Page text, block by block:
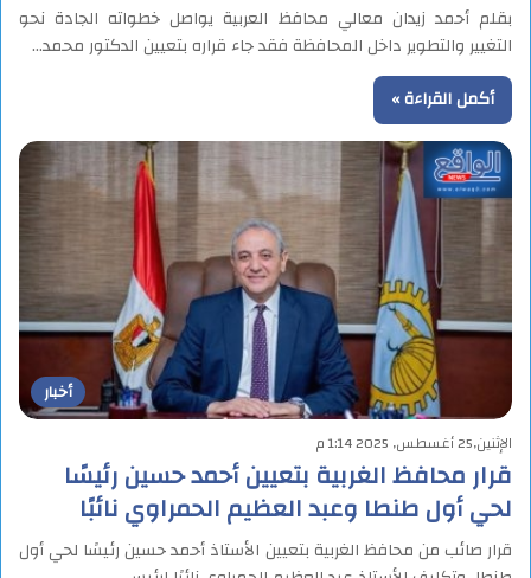
بقلم أحمد زيدان معالي محافظ العربية يواصل خطواته الجادة نحو
التغيير والتطوير داخل المحافظة فقد جاء قراره بتعيين الدكتور محمد…
أكمل القراءة »
أخبار
الإثنين,25 أغسطس, 2025 1:14 م
قرار محافظ الغربية بتعيين أحمد حسين رئيسًا
لحي أول طنطا وعبد العظيم الحمراوي نائبًا
قرار صائب من محافظ الغربية بتعيين الأستاذ أحمد حسين رئيسًا لحي أول